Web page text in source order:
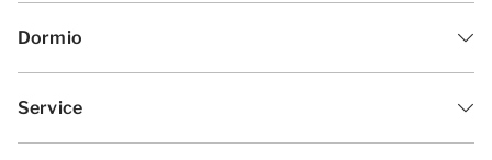
Dormio
Service